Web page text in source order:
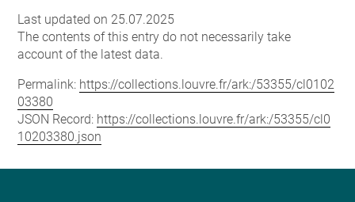
Last updated on 25.07.2025
The contents of this entry do not necessarily take
account of the latest data.
Permalink: https://collections.louvre.fr/ark:/53355/cl0102
03380
JSON Record: https://collections.louvre.fr/ark:/53355/cl0
10203380.json